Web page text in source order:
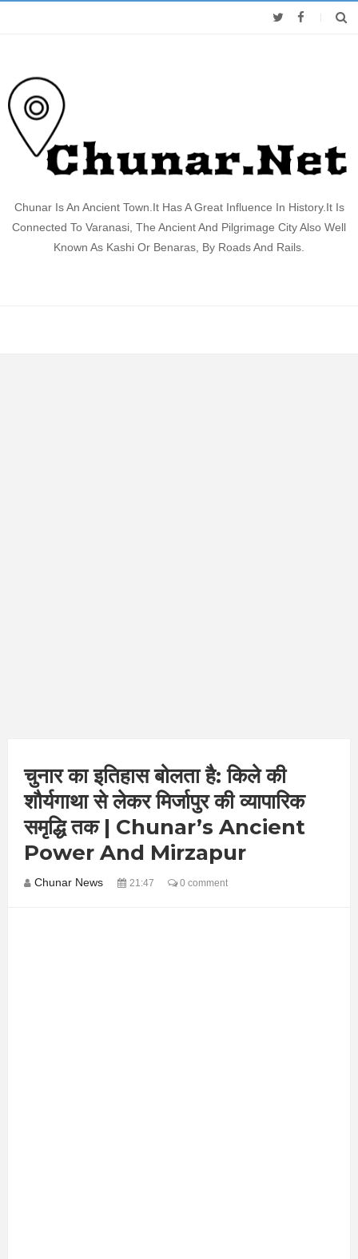
Chunar Is An Ancient Town.It Has A Great Influence In History.It Is
Connected To Varanasi, The Ancient And Pilgrimage City Also Well
Known As Kashi Or Benaras, By Roads And Rails.
चुनार का इतिहास बोलता है: किले की
शौर्यगाथा से लेकर मिर्जापुर की व्यापारिक
समृद्धि तक | Chunar’s Ancient
Power And Mirzapur
Chunar News 21:47 0 comment